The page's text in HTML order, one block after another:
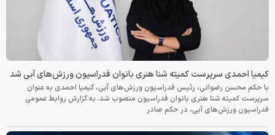
کیمیا احمدی سرپرست کمیته شنا هنری بانوان فدراسیون ورزش‌های آبی شد
با حکم محسن رضوانی، رئیس فدراسیون ورزش‌های آبی، کیمیا احمدی به عنوان
سرپرست کمیته شنا هنری بانوان فدراسیون منصوب شد. به گزارش روابط عمومی
فدراسیون ورزش‌های آبی، در حکم صادر